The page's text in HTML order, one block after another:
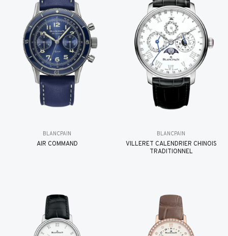
BLANCPAIN
AIR COMMAND
BLANCPAIN
VILLERET CALENDRIER CHINOIS
TRADITIONNEL